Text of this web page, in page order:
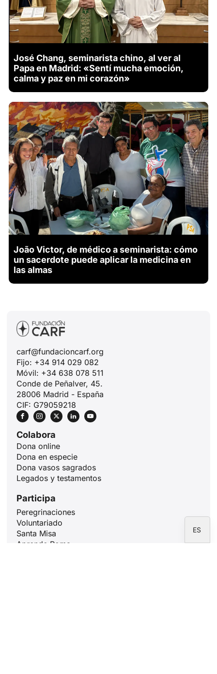
José Chang, seminarista chino, al ver al
Papa en Madrid: «Sentí mucha emoción,
calma y paz en mi corazón»
João Victor, de médico a seminarista: cómo
un sacerdote puede aplicar la medicina en
las almas
carf@fundacioncarf.org
Fijo: +34 914 029 082
Móvil: +34 638 078 511
Conde de Peñalver, 45.
28006 Madrid - España
CIF: G79059218
Colabora
Dona online
Dona en especie
Dona vasos sagrados
Legados y testamentos
Participa
Peregrinaciones
Voluntariado
Santa Misa
Aprende Roma
ES